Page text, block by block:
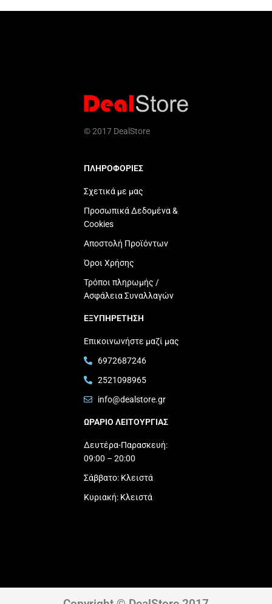
© 2017 DealStore
ΠΛΗΡΟΦΟΡΙΕΣ
Σχετικά με μας
Προσωπικά Δεδομένα &
Cookies
Αποστολή Προϊόντων
Όροι Χρήσης
Τρόποι πληρωμής /
Ασφάλεια Συναλλαγών
ΕΞΥΠΗΡΕΤΗΣΗ
Επικοινωνήστε μαζί μας
6972687246
2521098965
info@dealstore.gr
ΩΡΑΡΙΟ ΛΕΙΤΟΥΡΓΙΑΣ​
Δευτέρα-Παρασκευή:
09:00 – 20:00
Σάββατο: Κλειστά
Κυριακή: Κλειστά